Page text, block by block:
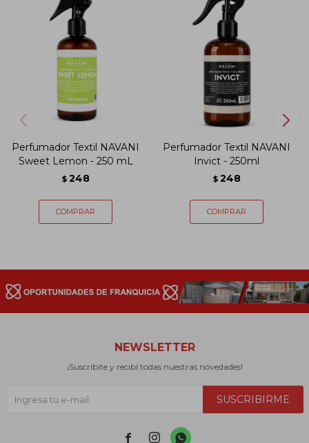
Perfumador Textil NAVANI
Sweet Lemon - 250 mL
$ 248
Perfumador Textil NAVANI
Invict - 250ml
$ 248
NEWSLETTER
¡Suscribite y recibí todas nuestras novedades!
SUSCRIBIRME
  